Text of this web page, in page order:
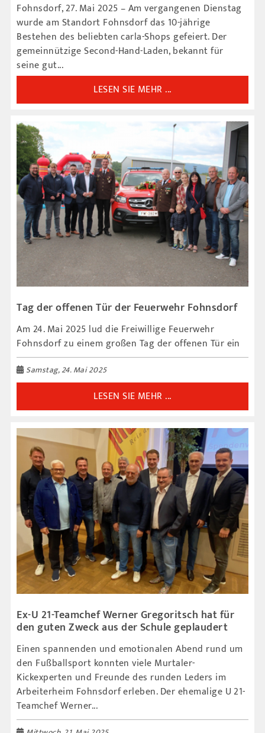
Fohnsdorf, 27. Mai 2025 – Am vergangenen Dienstag
wurde am Standort Fohnsdorf das 10-jährige
Bestehen des beliebten carla-Shops gefeiert. Der
gemeinnützige Second-Hand-Laden, bekannt für
seine gut...
LESEN SIE MEHR ...
Tag der offenen Tür der Feuerwehr Fohnsdorf
Am 24. Mai 2025 lud die Freiwillige Feuerwehr
Fohnsdorf zu einem großen Tag der offenen Tür ein
Samstag, 24. Mai 2025
LESEN SIE MEHR ...
Ex-U 21-Teamchef Werner Gregoritsch hat für
den guten Zweck aus der Schule geplaudert
Einen spannenden und emotionalen Abend rund um
den Fußballsport konnten viele Murtaler-
Kickexperten und Freunde des runden Leders im
Arbeiterheim Fohnsdorf erleben. Der ehemalige U 21-
Teamchef Werner...